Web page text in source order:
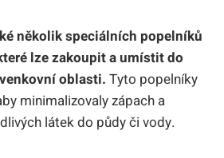
několik speciálních popelníků
lze zakoupit a umístit do
oblasti. Tyto popelníky
minimalizovaly zápach a
látek do půdy či vody.